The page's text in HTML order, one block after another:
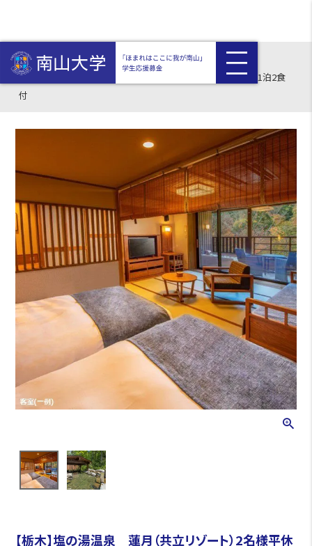
HOME
返礼品付き
【栃木】塩の湯温泉 蓮月（共立リゾート）2名様平休日1泊2食
付
【栃木】塩の湯温泉 蓮月（共立リゾート）2名様平休